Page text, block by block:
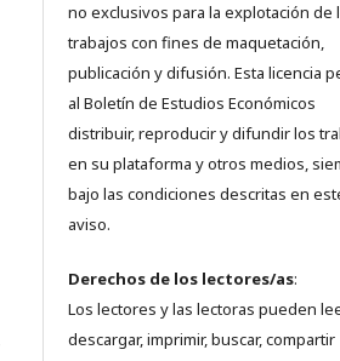
no exclusivos para la explotación de
trabajos con fines de maquetación,
publicación y difusión. Esta licencia
al Boletín de Estudios Económicos
distribuir, reproducir y difundir los
en su plataforma y otros medios,
bajo las condiciones descritas en
aviso.
Derechos de los lectores/as:
Los lectores y las lectoras pueden
descargar, imprimir, buscar, compartir